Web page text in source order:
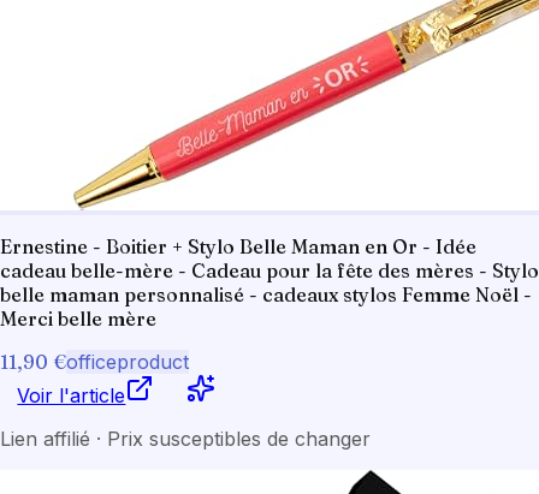
Ernestine - Boitier + Stylo Belle Maman en Or - Idée
cadeau belle-mère - Cadeau pour la fête des mères - Stylo
belle maman personnalisé - cadeaux stylos Femme Noël -
Merci belle mère
11,90 €officeproduct
Voir l'article
Lien affilié · Prix susceptibles de changer